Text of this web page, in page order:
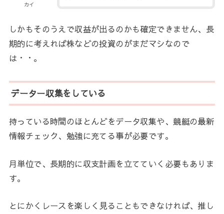
カイ
しかもそのうえで収益が出るのかも確定できません、長
期的に考えれば株などの投資のがまだマシなので
は・・。
データー収集をしている
持っている時間のほとんどをデータ収集や、競艇の最新
情報チェック、勉強に充てる事が必要です。
月単位で、長期的に収支計画を立てていく必要もありま
す。
とにかくレースを楽しく見ることもできなければ、推し